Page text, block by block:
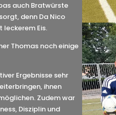
auch Bratwürste
denn Da Nico
leckerem Eis.
Thomas noch einige
Ergebnisse sehr
ihnen
Zudem war
Disziplin und